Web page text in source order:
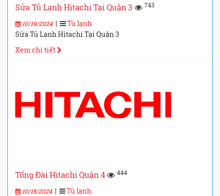
Sửa Tủ Lạnh Hitachi Tại Quận 3 743
10/19/2024|
Tủ lạnh
Sửa Tủ Lạnh Hitachi Tại Quận 3
Xem chi tiết
Tổng Đài Hitachi Quận 4 444
10/15/2024|
Tủ lạnh